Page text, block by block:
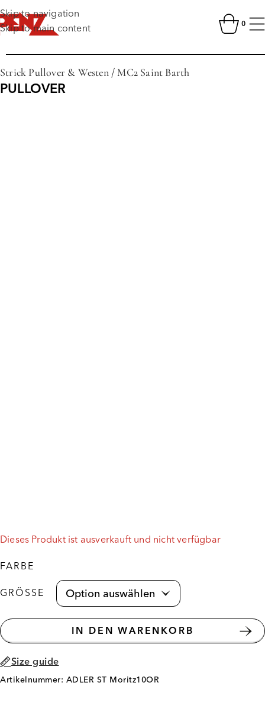
Skip to navigation
Skip to main content
0
Strick Pullover & Westen/ MC2 Saint Barth
PULLOVER
Dieses Produkt ist ausverkauft und nicht verfügbar
FARBE
GRÖSSE
IN DEN WARENKORB
Size guide
Artikelnummer: ADLER ST Moritz10OR